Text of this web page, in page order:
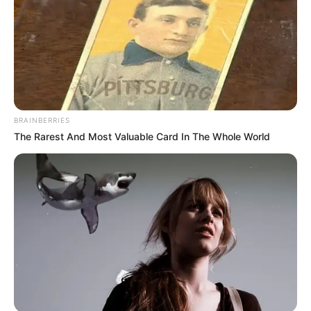
"Art. 9º-D É criado incentivo financeiro para fortalecimento de
políticas afetas à atuação de agentes comunitários de saúde e de
Lei 12.994, citado acima,não trata do
, este foi descrito nos artigos anteriores, conforme
BRAINBERRIES
The Rarest And Most Valuable Card In The Whole World